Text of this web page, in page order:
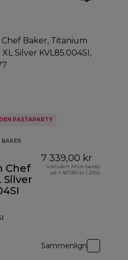
PASTAPARTY
BAKER
Chef
Silver
7 339,00 kr
Inkludert MVA-beløp
på 1 467,80 kr ( 25%)
Sammenlign